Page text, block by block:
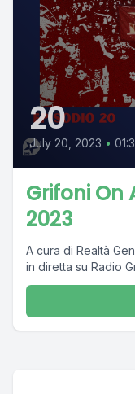
20
July 20, 2023 •
Grifoni On
2023
A cura di Realtà
in diretta su Radio